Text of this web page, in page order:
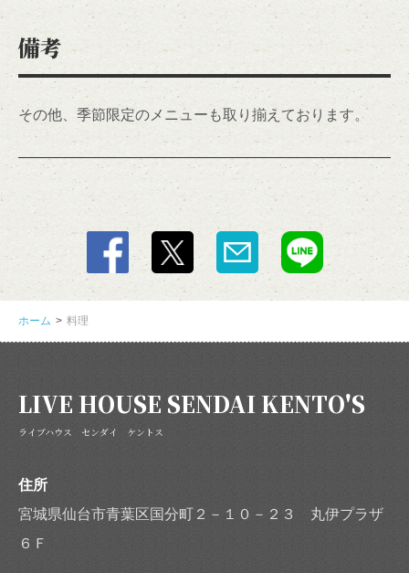
備考
その他、季節限定のメニューも取り揃えております。
ホーム 料理
LIVE HOUSE SENDAI KENTO'S
ライブハウス センダイ ケントス
住所
宮城県仙台市青葉区国分町２－１０－２３ 丸伊プラザ
６Ｆ